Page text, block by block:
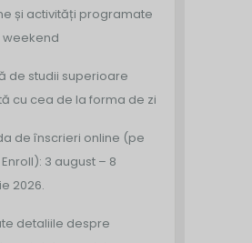
și activități programate
weekend
de studii superioare
cu cea de la forma de zi
de înscrieri online (pe
3 august – 8
2026.
detaliile despre